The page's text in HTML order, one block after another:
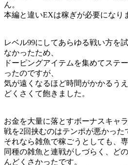
ん。
本編と違いEXは稼ぎが必要になり
レベル99にしてあらゆる戦い方を
なかったため、
ドーピングアイテムを集めてステ
ったのですが、
気が遠くなるほど時間がかかるう
どくさくて飽きました。
お金を大量に落とすボーナスキャ
戦を2回挟むのはテンポが悪かった
それなら雑魚で稼ごうとしても、
同種の雑魚と連戦がしづらく、ど
んどくさかったです。